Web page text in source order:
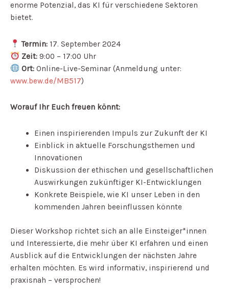
enorme Potenzial, das KI für verschiedene Sektoren
bietet.
Termin:17. September 2024
Zeit:9:00 – 17:00 Uhr
Ort:Online-Live-Seminar (Anmeldung unter:
www.bew.de/MB517)
Worauf Ihr Euch freuen könnt:
Einen inspirierenden Impuls zur Zukunft der KI
Einblick in aktuelle Forschungsthemen und
Innovationen
Diskussion der ethischen und gesellschaftlichen
Auswirkungen zukünftiger KI-Entwicklungen
Konkrete Beispiele, wie KI unser Leben in den
kommenden Jahren beeinflussen könnte
Dieser Workshop richtet sich an alle Einsteiger*innen
und Interessierte, die mehr über KI erfahren und einen
Ausblick auf die Entwicklungen der nächsten Jahre
erhalten möchten. Es wird informativ, inspirierend und
praxisnah – versprochen!